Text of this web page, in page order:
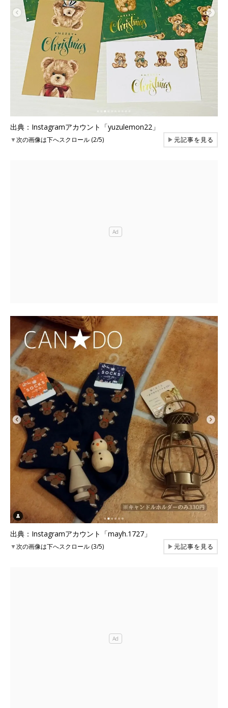
出典：Instagramアカウント「yuzulemon22」
▼次の画像は下へスクロール (2/5) ▶元記事を見る
出典：Instagramアカウント「mayh.1727」
▼次の画像は下へスクロール (3/5) ▶元記事を見る